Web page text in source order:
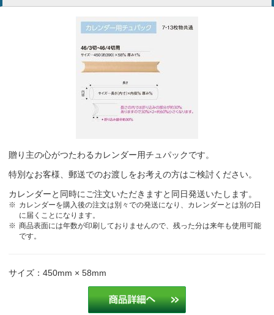
贈り主の心がつたわるカレンダー用チュパックです。
特別なお客様、郵送でのお渡しをお考えの方はご検討ください。
カレンダーと同時にご注文いただきますと同日発送いたします。
カレンダーを購入後の注文は別々での発送になり、カレンダーとは別の日
に届くことになります。
商品表面には年数が印刷しておりませんので、残った分は来年も使用可能
です。
サイズ：450mm × 58mm